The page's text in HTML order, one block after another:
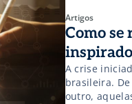
Artigos
Como se
A crise
brasileira.
outro,